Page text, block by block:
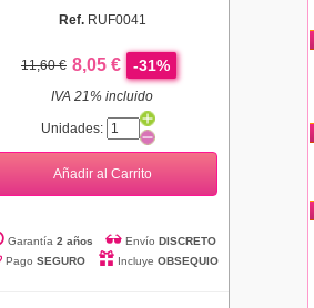
Ref. RUF0041
11,60 € 8,05 € -31%
IVA 21% incluido
Unidades:
Añadir al Carrito
Garantía 2 años Envío DISCRETO
Pago SEGURO Incluye OBSEQUIO